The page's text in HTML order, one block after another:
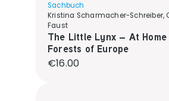
Sachbuch
Kristina Scharmacher-Schreiber,
Faust
The Little Lynx – At
Forests of Europe
Regular price:
€16.00